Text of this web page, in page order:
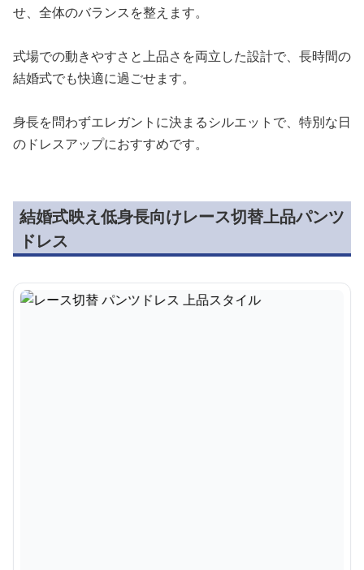
せ、全体のバランスを整えます。
式場での動きやすさと上品さを両立した設計で、長時間の
結婚式でも快適に過ごせます。
身長を問わずエレガントに決まるシルエットで、特別な日
のドレスアップにおすすめです。
結婚式映え低身長向けレース切替上品パンツ
ドレス